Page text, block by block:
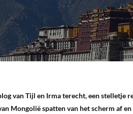
van Tijl en Irma terecht, een stelletje
Mongolië spatten van het scherm af